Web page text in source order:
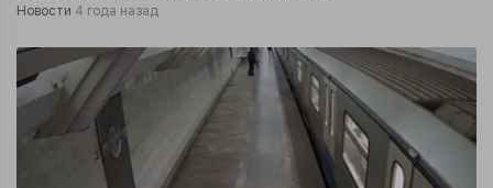
Новости 4 года назад